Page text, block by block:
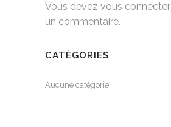
Vous devez vous connecter
un commentaire.
CATÉGORIES
Aucune catégorie